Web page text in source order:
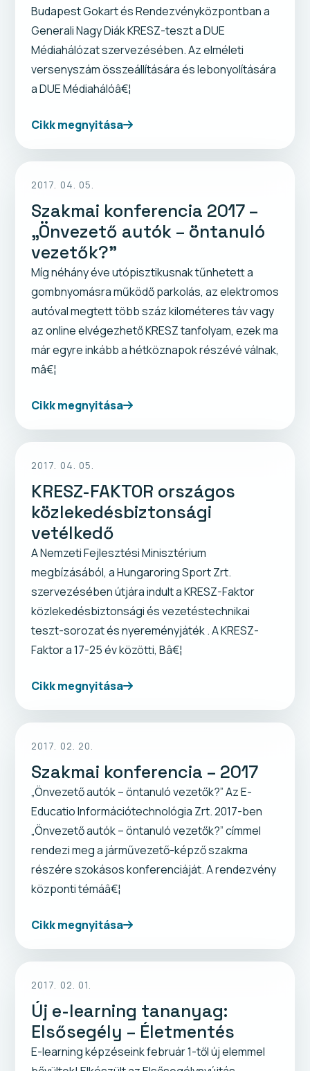
Budapest Gokart és Rendezvényközpontban a
Generali Nagy Diák KRESZ-teszt a DUE
Médiahálózat szervezésében. Az elméleti
versenyszám összeállítására és lebonyolítására
a DUE Médiahálóâ€¦
Cikk megnyitása
2017. 04. 05.
Szakmai konferencia 2017 –
„Önvezető autók – öntanuló
vezetők?”
Míg néhány éve utópisztikusnak tűnhetett a
gombnyomásra működő parkolás, az elektromos
autóval megtett több száz kilométeres táv vagy
az online elvégezhető KRESZ tanfolyam, ezek ma
már egyre inkább a hétköznapok részévé válnak,
mâ€¦
Cikk megnyitása
2017. 04. 05.
KRESZ-FAKTOR országos
közlekedésbiztonsági
vetélkedő
A Nemzeti Fejlesztési Minisztérium
megbízásából, a Hungaroring Sport Zrt.
szervezésében útjára indult a KRESZ-Faktor
közlekedésbiztonsági és vezetéstechnikai
teszt-sorozat és nyereményjáték . A KRESZ-
Faktor a 17-25 év közötti, Bâ€¦
Cikk megnyitása
2017. 02. 20.
Szakmai konferencia – 2017
„Önvezető autók – öntanuló vezetők?” Az E-
Educatio Információtechnológia Zrt. 2017-ben
„Önvezető autók – öntanuló vezetők?” címmel
rendezi meg a járművezető-képző szakma
részére szokásos konferenciáját. A rendezvény
központi témáâ€¦
Cikk megnyitása
2017. 02. 01.
Új e-learning tananyag:
Elsősegély – Életmentés
E-learning képzéseink február 1-től új elemmel